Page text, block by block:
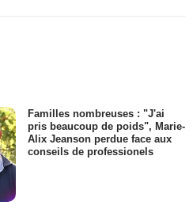
Familles nombreuses : "J'ai
pris beaucoup de poids", Marie-
Alix Jeanson perdue face aux
conseils de professionels